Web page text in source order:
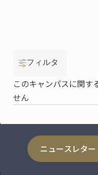
フィルタ
このキャンパスに関す
せん
ニュースレタ